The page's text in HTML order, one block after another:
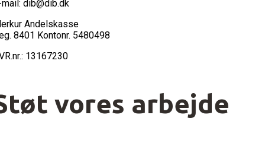
mail: dib@dib.dk
Andelskasse
8401 Kontonr. 5480498
13167230
vores arbejde